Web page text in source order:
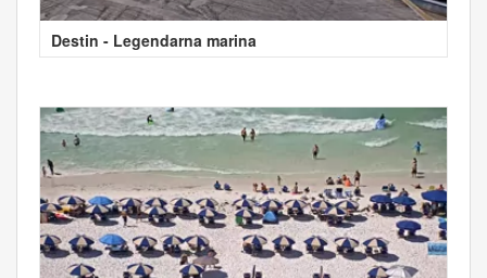
Destin - Legendarna marina